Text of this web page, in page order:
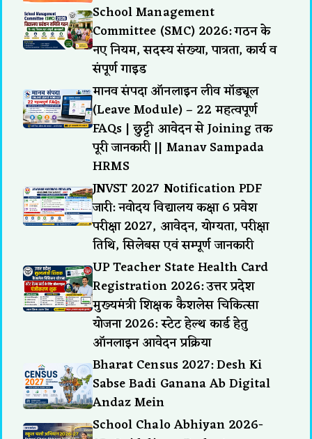
School Management
Committee (SMC) 2026: गठन के
नए नियम, सदस्य संख्या, पात्रता, कार्य व
संपूर्ण गाइड
मानव संपदा ऑनलाइन लीव मॉड्यूल
(Leave Module) – 22 महत्वपूर्ण
FAQs | छुट्टी आवेदन से Joining तक
पूरी जानकारी || Manav Sampada
HRMS
JNVST 2027 Notification PDF
जारी: नवोदय विद्यालय कक्षा 6 प्रवेश
परीक्षा 2027, आवेदन, योग्यता, परीक्षा
तिथि, सिलेबस एवं सम्पूर्ण जानकारी
UP Teacher State Health Card
Registration 2026: उत्तर प्रदेश
मुख्यमंत्री शिक्षक कैशलेस चिकित्सा
योजना 2026: स्टेट हेल्थ कार्ड हेतु
ऑनलाइन आवेदन प्रक्रिया
Bharat Census 2027: Desh Ki
Sabse Badi Ganana Ab Digital
Andaz Mein
School Chalo Abhiyan 2026-